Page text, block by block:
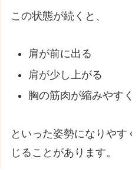
この状態が続くと、
肩が前に出る
肩が少し上がる
胸の筋肉が縮みやす
といった姿勢になりや
じることがあります。